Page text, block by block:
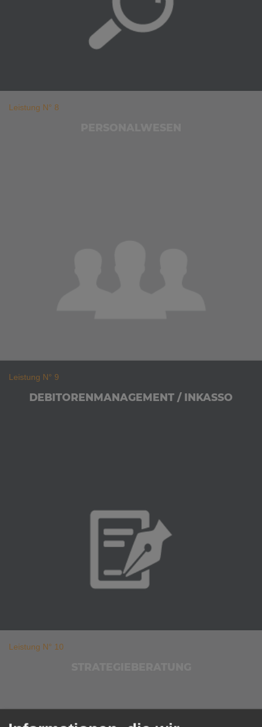
Leistung N° 8
Leistung N° 9
DEBITOREN­MANAGEMENT / INKASSO
Leistung N° 10